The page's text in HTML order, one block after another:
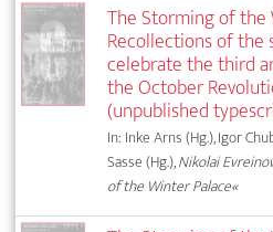
The Storming of the
Recollections of the
celebrate the third
the October
(unpublished
In: Inke Arns (Hg.), Igor
Sasse (Hg.),Nikolai
of the Winter Palace«